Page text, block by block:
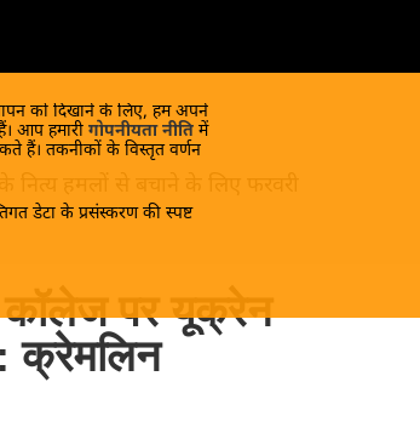
को दिखाने के लिए, हम अपने
आप हमारी गोपनीयता नीति में
हैं। तकनीकों के विस्तृत वर्णन
डेटा के प्रसंस्करण की स्पष्ट
नित्य हमलों से बचाने के लिए फरवरी
कॉलेज पर यूक्रेन
क्रेमलिन